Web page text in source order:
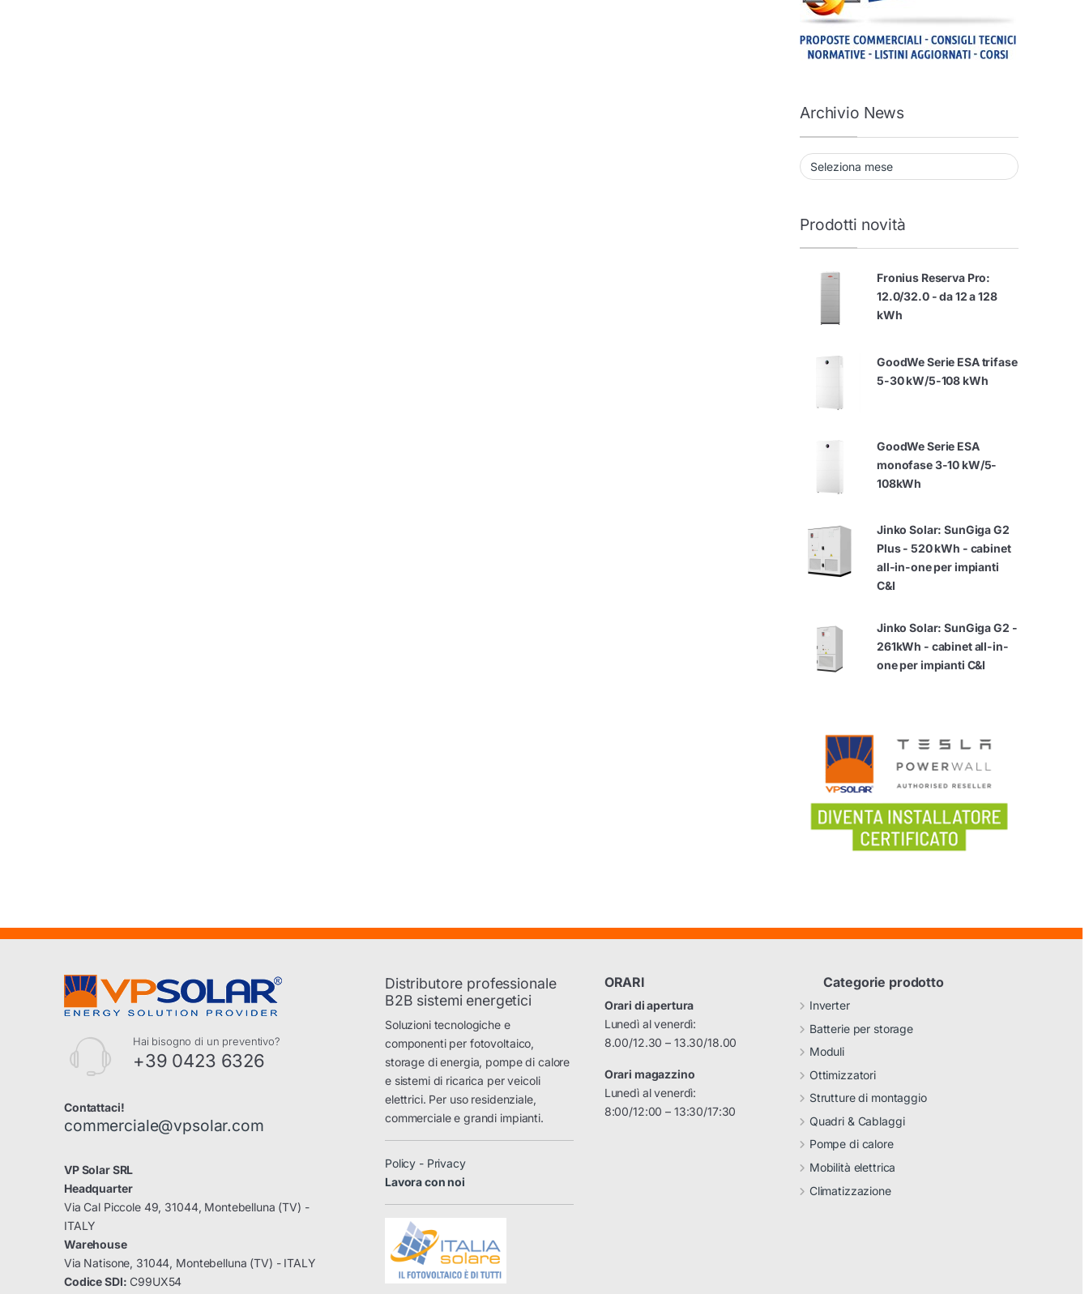
Archivio News
Archivio News
Prodotti novità
Fronius Reserva Pro:
12.0/32.0 - da 12 a 128
kWh
GoodWe Serie ESA trifase
5-30 kW/5-108 kWh
GoodWe Serie ESA
monofase 3-10 kW/5-
108kWh
Jinko Solar: SunGiga G2
Plus - 520 kWh - cabinet
all-in-one per impianti
C&I
Jinko Solar: SunGiga G2 -
261kWh - cabinet all-in-
one per impianti C&I
Hai bisogno di un preventivo?
+39 0423 6326
Contattaci!
commerciale@vpsolar.com
VP Solar SRL
Headquarter
Via Cal Piccole 49, 31044, Montebelluna (TV) -
ITALY
Warehouse
Via Natisone, 31044, Montebelluna (TV) - ITALY
Codice SDI: C99UX54
Distributore professionale
B2B sistemi energetici
Soluzioni tecnologiche e
componenti per fotovoltaico,
storage di energia, pompe di calore
e sistemi di ricarica per veicoli
elettrici. Per uso residenziale,
commerciale e grandi impianti.
Policy - Privacy
Lavora con noi
ORARI
Orari di apertura
Lunedì al venerdì:
8.00/12.30 – 13.30/18.00
Orari magazzino
Lunedì al venerdì:
8:00/12:00 – 13:30/17:30
Categorie prodotto
Inverter
Batterie per storage
Moduli
Ottimizzatori
Strutture di montaggio
Quadri & Cablaggi
Pompe di calore
Mobilità elettrica
Climatizzazione